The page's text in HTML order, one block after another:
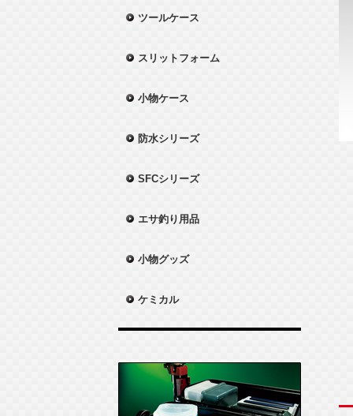
ツールケース
スリットフォーム
小物ケース
防水シリーズ
SFCシリーズ
エサ釣り用品
小物グッズ
ケミカル